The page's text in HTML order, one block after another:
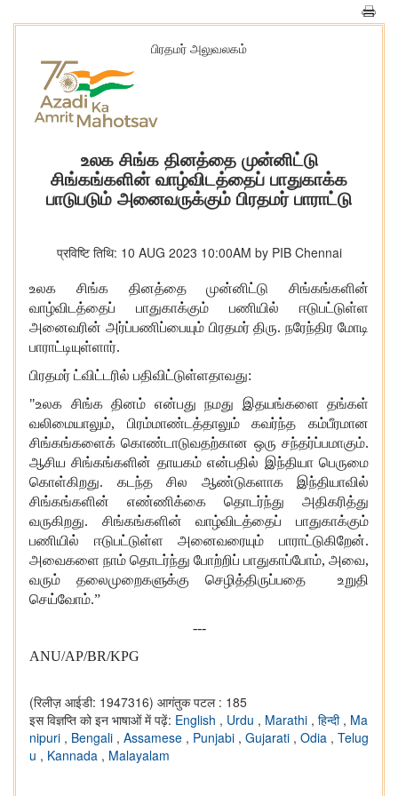
பிரதமர் அலுவலகம்
உலக சிங்க தினத்தை முன்னிட்டு
சிங்கங்களின் வாழ்விடத்தைப் பாதுகாக்க
பாடுபடும் அனைவருக்கும் பிரதமர் பாராட்டு
प्रविष्टि तिथि: 10 AUG 2023 10:00AM by PIB Chennai
உலக சிங்க தினத்தை முன்னிட்டு சிங்கங்களின்
வாழ்விடத்தைப் பாதுகாக்கும் பணியில் ஈடுபட்டுள்ள
அனைவரின் அர்ப்பணிப்பையும் பிரதமர் திரு. நரேந்திர மோடி
பாராட்டியுள்ளார்.
பிரதமர் ட்விட்டரில் பதிவிட்டுள்ளதாவது:
"உலக சிங்க தினம் என்பது நமது இதயங்களை தங்கள்
வலிமையாலும், பிரம்மாண்டத்தாலும் கவர்ந்த கம்பீரமான
சிங்கங்களைக் கொண்டாடுவதற்கான ஒரு சந்தர்ப்பமாகும்.
ஆசிய சிங்கங்களின் தாயகம் என்பதில் இந்தியா பெருமை
கொள்கிறது. கடந்த சில ஆண்டுகளாக இந்தியாவில்
சிங்கங்களின் எண்ணிக்கை தொடர்ந்து அதிகரித்து
வருகிறது. சிங்கங்களின் வாழ்விடத்தைப் பாதுகாக்கும்
பணியில் ஈடுபட்டுள்ள அனைவரையும் பாராட்டுகிறேன்.
அவைகளை நாம் தொடர்ந்து போற்றிப் பாதுகாப்போம், அவை,
வரும் தலைமுறைகளுக்கு செழித்திருப்பதை உறுதி
செய்வோம்.”
---
ANU/AP/BR/KPG
(रिलीज़ आईडी: 1947316) आगंतुक पटल : 185
इस विज्ञप्ति को इन भाषाओं में पढ़ें: English , Urdu , Marathi , हिन्दी , Ma
nipuri , Bengali , Assamese , Punjabi , Gujarati , Odia , Telug
u , Kannada , Malayalam